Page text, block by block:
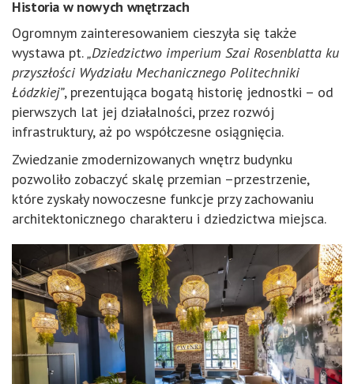
Historia w nowych wnętrzach
Ogromnym zainteresowaniem cieszyła się także
wystawa pt.„Dziedzictwo imperium Szai Rosenblatta ku
przyszłości Wydziału Mechanicznego Politechniki
Łódzkiej”, prezentująca bogatą historię jednostki – od
pierwszych lat jej działalności, przez rozwój
infrastruktury, aż po współczesne osiągnięcia.
Zwiedzanie zmodernizowanych wnętrz budynku
pozwoliło zobaczyć skalę przemian –przestrzenie,
które zyskały nowoczesne funkcje przy zachowaniu
architektonicznego charakteru i dziedzictwa miejsca.